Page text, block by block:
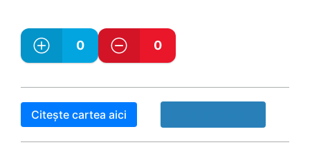
0 0
Citește cartea aici